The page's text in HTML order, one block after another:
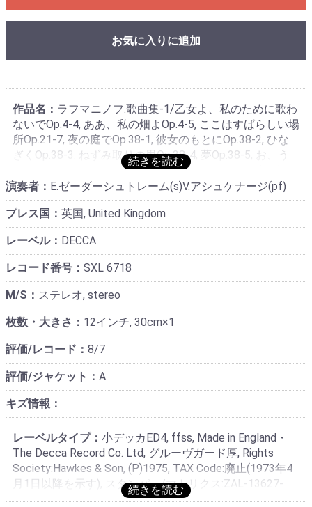
お気に入りに追加
作品名： ラフマニノフ:歌曲集-1/乙女よ、私のために歌わ
ないでOp.4-4, ああ、私の畑よOp.4-5, ここはすばらしい場
所Op.21-7, 夜の庭でOp.38-1, 彼女のもとにOp.38-2, ひな
ぎくOp.38-3. ねずみ取りの男Op.38-4, 夢Op.38-5, お、う
うOp.38-6, ミューズOp34-1, 嵐Op.34-3, あなたは彼を知っ
ていたOp.34-9, その日を私は覚えているOp.34-10, 何とい
う幸せOp.34-12, 不協和音Op.34-13, ヴォカリーズOp.34-
14
演奏者： E.ゼーダーシュトレーム(s)V.アシュケナージ(pf)
プレス国： 英国, United Kingdom
レーベル： DECCA
レコード番号： SXL 6718
M/S： ステレオ, stereo
枚数・大きさ： 12インチ, 30cm×1
評価/レコード： 8/7
評価/ジャケット： A
キズ情報：
レーベルタイプ： 小デッカED4, ffss, Made in England・
The Decca Record Co. Ltd, グルーヴガード厚, Rights
Society:Hawkes & Son, (P)1975, TAX Code:廃止(1973年4
月1日以降を示す), スタンパー/マトリクス:ZAL-13627-
2G/ZAL-13628-1G(ストレート小文字スタンパー・DECCA